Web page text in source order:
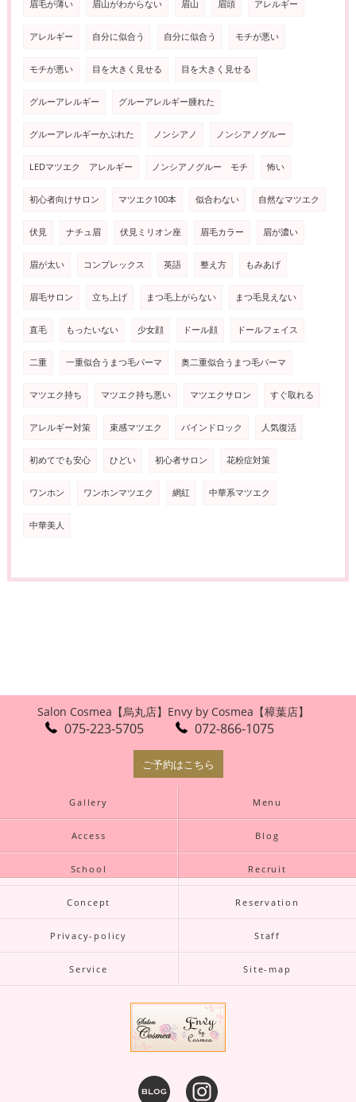
眉毛が薄い 眉山がわからない 眉山 眉頭 アレルギー
アレルギー 自分に似合う 自分に似合う モチが悪い
モチが悪い 目を大きく見せる 目を大きく見せる
グルーアレルギー グルーアレルギー腫れた
グルーアレルギーかぶれた ノンシアノ ノンシアノグルー
LEDマツエク アレルギー ノンシアノグルー モチ 怖い
初心者向けサロン マツエク100本 似合わない 自然なマツエク
伏見 ナチュ眉 伏見ミリオン座 眉毛カラー 眉が濃い
眉が太い コンプレックス 英語 整え方 もみあげ
眉毛サロン 立ち上げ まつ毛上がらない まつ毛見えない
直毛 もったいない 少女顔 ドール顔 ドールフェイス
二重 一重似合うまつ毛パーマ 奥二重似合うまつ毛パーマ
マツエク持ち マツエク持ち悪い マツエクサロン すぐ取れる
アレルギー対策 束感マツエク バインドロック 人気復活
初めてでも安心 ひどい 初心者サロン 花粉症対策
ワンホン ワンホンマツエク 網紅 中華系マツエク
中華美人
Salon Cosmea【烏丸店】
075-223-5705
Envy by Cosmea【樟葉店】
072-866-1075
ご予約はこちら
Gallery Menu
Access Blog
School Recruit
Concept Reservation
Privacy-policy Staff
Service Site-map